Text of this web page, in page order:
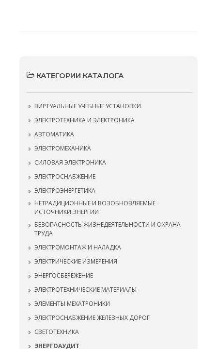
КАТЕГОРИИ КАТАЛОГА
ВИРТУАЛЬНЫЕ УЧЕБНЫЕ УСТАНОВКИ
ЭЛЕКТРОТЕХНИКА И ЭЛЕКТРОНИКА
АВТОМАТИКА
ЭЛЕКТРОМЕХАНИКА
СИЛОВАЯ ЭЛЕКТРОНИКА
ЭЛЕКТРОСНАБЖЕНИЕ
ЭЛЕКТРОЭНЕРГЕТИКА
НЕТРАДИЦИОННЫЕ И ВОЗОБНОВЛЯЕМЫЕ
ИСТОЧНИКИ ЭНЕРГИИ
БЕЗОПАСНОСТЬ ЖИЗНЕДЕЯТЕЛЬНОСТИ И ОХРАНА
ТРУДА
ЭЛЕКТРОМОНТАЖ И НАЛАДКА
ЭЛЕКТРИЧЕСКИЕ ИЗМЕРЕНИЯ
ЭНЕРГОСБЕРЕЖЕНИЕ
ЭЛЕКТРОТЕХНИЧЕСКИЕ МАТЕРИАЛЫ
ЭЛЕМЕНТЫ МЕХАТРОНИКИ
ЭЛЕКТРОСНАБЖЕНИЕ ЖЕЛЕЗНЫХ ДОРОГ
СВЕТОТЕХНИКА
ЭНЕРГОАУДИТ